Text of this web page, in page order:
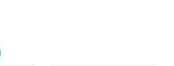
tradicionales de
perfecto para una parada que